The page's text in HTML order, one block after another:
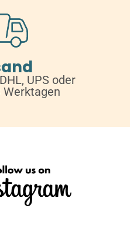
UPS oder
Werktagen